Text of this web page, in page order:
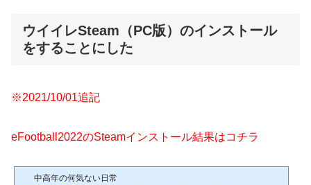
ウイイレSteam（PC版）のインストール
をすることにした
※2021/10/01追記
eFootball2022のSteamインストール結果はコチラ
中高年の何気ない日常